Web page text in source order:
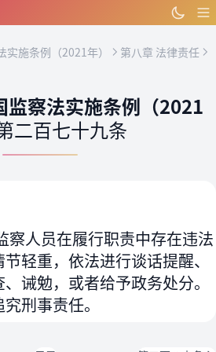
施条例（2021年）
第八章 法律责任
监察法实施条例（2021
二百七十九条
察人员在履行职责中存在违法
轻重，依法进行谈话提醒、
诫勉，或者给予政务处分。
刑事责任。